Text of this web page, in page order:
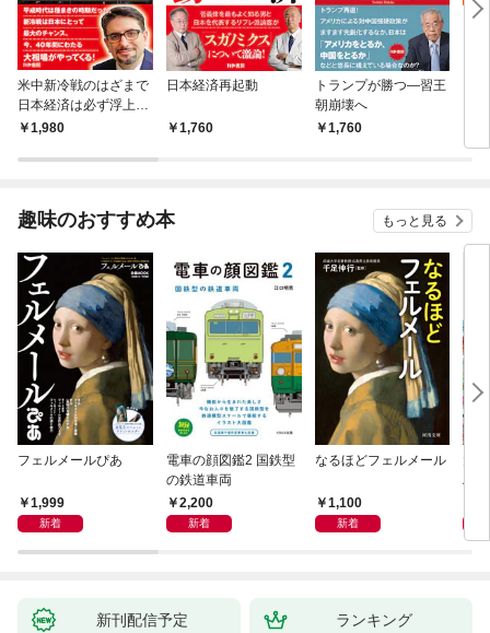
米中新冷戦のはざまで
日本経済は必ず浮上す
る1,980
日本経済再起動
1,760
トランプが勝つ―習王
朝崩壊へ
1,760
趣味のおすすめ本 もっと見る
フェルメールぴあ
1,999
新着
電車の顔図鑑2 国鉄型
の鉄道車両
2,200
新着
なるほどフェルメール
1,100
新着
ハ
新刊配信予定 ランキング